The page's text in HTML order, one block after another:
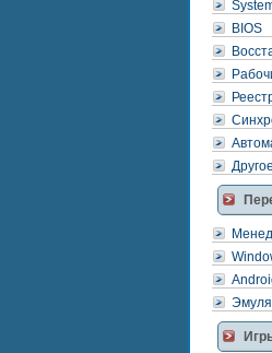
BIOS